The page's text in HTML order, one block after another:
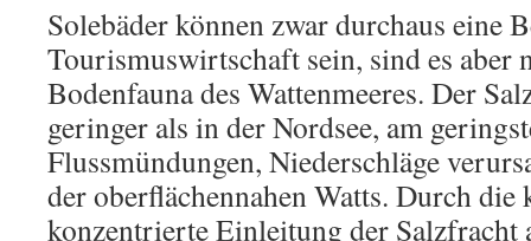
Solebäder können zwar durchaus eine
Tourismuswirtschaft sein, sind es aber
Bodenfauna des Wattenmeeres. Der
geringer als in der Nordsee, am
Flussmündungen, Niederschläge
der oberflächennahen Watts. Durch die
konzentrierte Einleitung der Salzfracht